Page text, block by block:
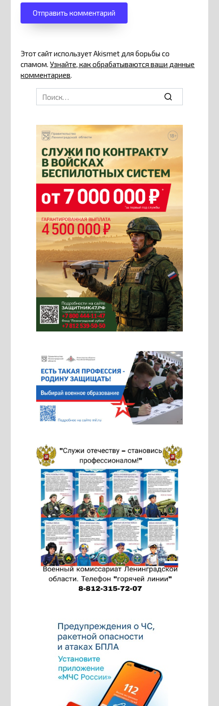
Этот сайт использует Akismet для борьбы со
спамом.Узнайте, как обрабатываются ваши данные
комментариев.
Search
for: